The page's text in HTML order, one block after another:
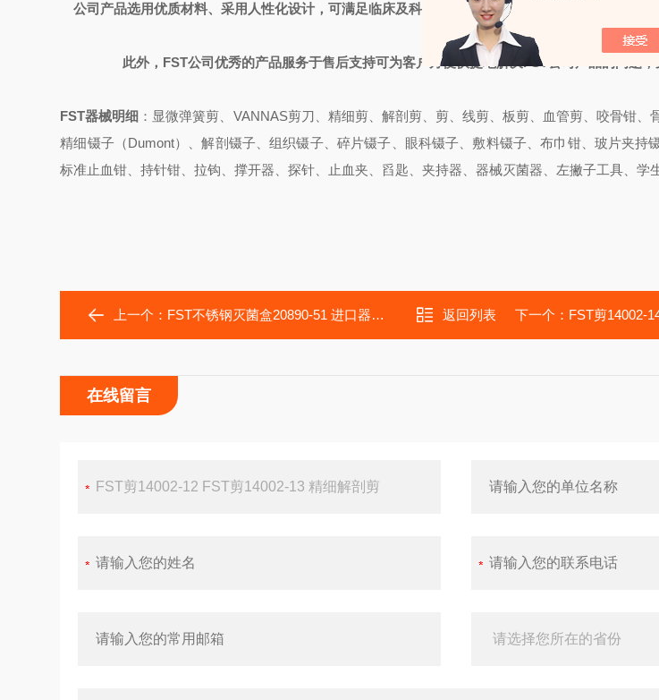
公司产品选用优质材料、采用人性化设计，可满足临床及科研上多种显微所需的各种常规及特殊器
此外， FST公司优秀的产品服务于售后支持可为客户方便快捷地解决 FST 公司产品的问题
FST器械明细 ：显微弹簧剪、VANNAS剪刀、精细剪、解剖剪、剪、线剪、板剪、血管剪、咬骨钳、
精细镊子（Dumont）、解剖镊子、组织镊子、碎片镊子、眼科镊子、敷料镊子、布巾钳、玻片夹持
标准止血钳、持针钳、拉钩、撑开器、探针、止血夹、舀匙、夹持器、器械灭菌器、左撇子工具、学
上一个： FST不锈钢灭菌盒20890-51 进口器械灭菌盒 器械灭菌盒 返回列表 下一个： FST剪14002-14 FST
在线留言